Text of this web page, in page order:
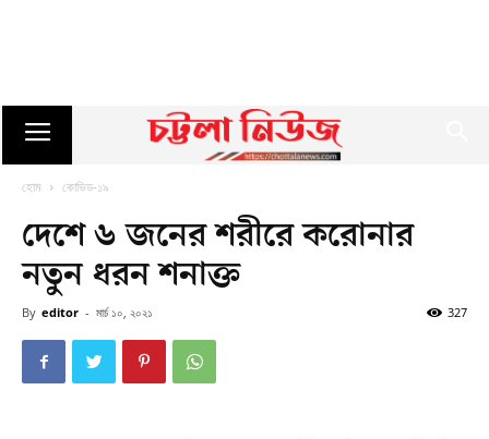
হোম কোভিড-১৯
দেশে ৬ জনের শরীরে করোনার
নতুন ধরন শনাক্ত
By editor - মার্চ ১০, ২০২১ 327